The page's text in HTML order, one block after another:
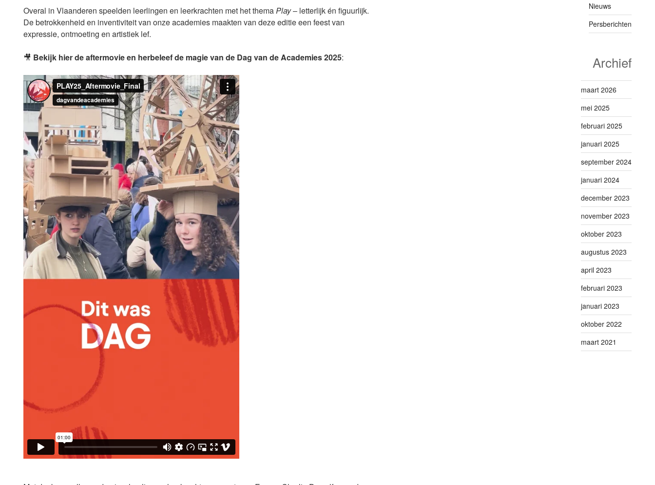
Overal in Vlaanderen speelden leerlingen en leerkrachten met het themaPlay– letterlijk én figuurlijk.
De betrokkenheid en inventiviteit van onze academies maakten van deze editie een feest van
expressie, ontmoeting en artistiek lef.
🎥 Bekijk hier de aftermovie en herbeleef de magie van de Dag van de Academies 2025:
Nieuws
Persberichten
Archief
maart 2026
mei 2025
februari 2025
januari 2025
september 2024
januari 2024
december 2023
november 2023
oktober 2023
augustus 2023
april 2023
februari 2023
januari 2023
oktober 2022
maart 2021